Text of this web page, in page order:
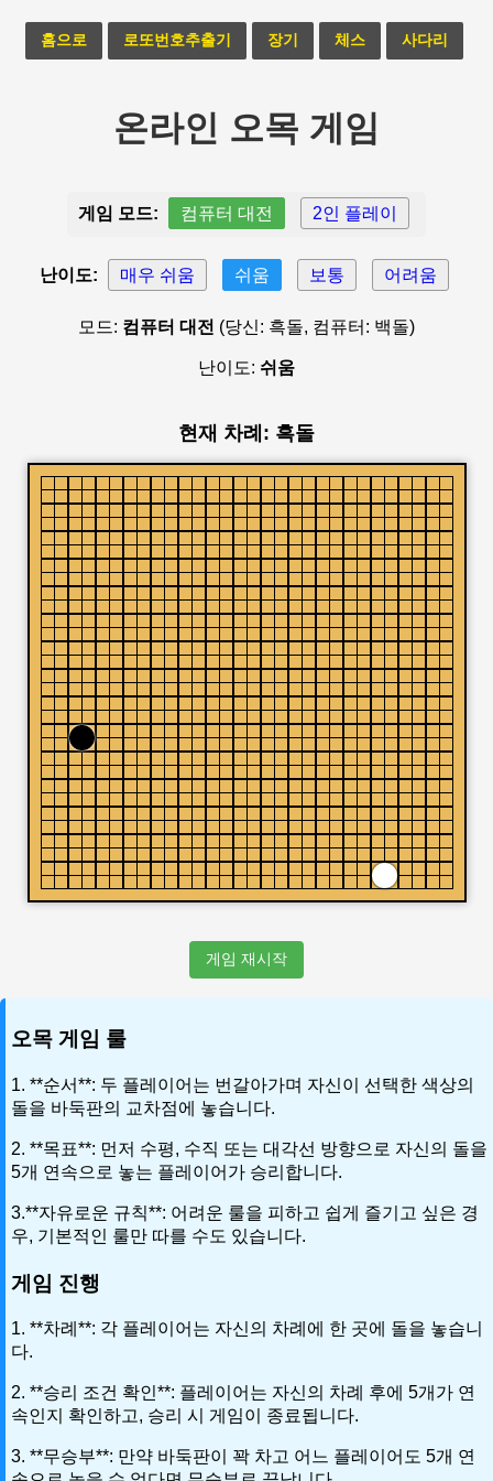
홈으로 로또번호추출기 장기 체스 사다리
온라인 오목 게임
게임 모드: 컴퓨터 대전 2인 플레이
난이도: 매우 쉬움 쉬움 보통 어려움
모드: 컴퓨터 대전 (당신: 흑돌, 컴퓨터: 백돌)
난이도: 쉬움
현재 차례: 흑돌
게임 재시작
오목 게임 룰
1. **순서**: 두 플레이어는 번갈아가며 자신이 선택한 색상의
돌을 바둑판의 교차점에 놓습니다.
2. **목표**: 먼저 수평, 수직 또는 대각선 방향으로 자신의 돌을
5개 연속으로 놓는 플레이어가 승리합니다.
3.**자유로운 규칙**: 어려운 룰을 피하고 쉽게 즐기고 싶은 경
우, 기본적인 룰만 따를 수도 있습니다.
게임 진행
1. **차례**: 각 플레이어는 자신의 차례에 한 곳에 돌을 놓습니
다.
2. **승리 조건 확인**: 플레이어는 자신의 차례 후에 5개가 연
속인지 확인하고, 승리 시 게임이 종료됩니다.
3. **무승부**: 만약 바둑판이 꽉 차고 어느 플레이어도 5개 연